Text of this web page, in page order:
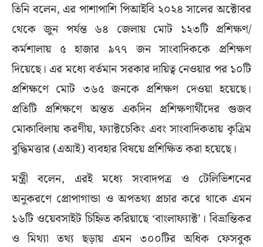
তিনি বলেন, এর পাশাপাশি পিআইবি ২০২৪ সালের অক্টোবর
থেকে জুন পর্যন্ত ৬৪ জেলায় মোট ১২৩টি প্রশিক্ষণ/
কর্মশালায় ৫ হাজার ৯৭৭ জন সাংবাদিককে প্রশিক্ষণ
দিয়েছে। এর মধ্যে বর্তমান সরকার দায়িত্ব নেওয়ার পর ১০টি
প্রশিক্ষণে মোট ৩৬৫ জনকে প্রশিক্ষণ দেওয়া হয়েছে।
প্রতিটি প্রশিক্ষণে অন্তত একদিন প্রশিক্ষণার্থীদের গুজব
মোকাবিলায় করণীয়, ফ্যাক্টচেকিং এবং সাংবাদিকতায় কৃত্রিম
বুদ্ধিমত্তার (এআই) ব্যবহার বিষয়ে প্রশিক্ষিত করা হয়েছে।
মন্ত্রী বলেন, এরই মধ্যে সংবাদপত্র ও টেলিভিশনের
অনুকরণে প্রোপাগান্ডা ও অপতথ্য প্রচার করে থাকে এমন
১৬টি ওয়েবসাইট চিহ্নিত করিয়াছে ‘বাংলাফ্যাক্ট’। বিভ্রান্তিকর
ও মিথ্যা তথ্য ছড়ায় এমন ৩০০টির অধিক ফেসবুক